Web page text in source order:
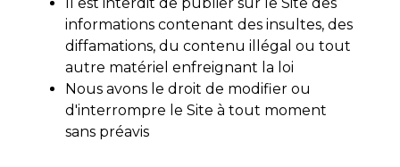
informations contenant des insultes, des
diffamations, du contenu illégal ou tout
autre matériel enfreignant la loi
Nous avons le droit de modifier ou
d'interrompre le Site à tout moment
sans préavis